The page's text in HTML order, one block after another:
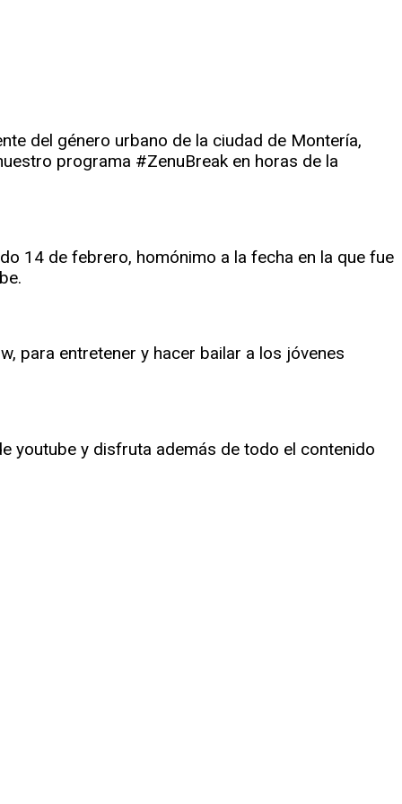
del género urbano de la ciudad de Montería,
programa #ZenuBreak en horas de la
14 de febrero, homónimo a la fecha en la que fue
para entretener y hacer bailar a los jóvenes
youtube y disfruta además de todo el contenido